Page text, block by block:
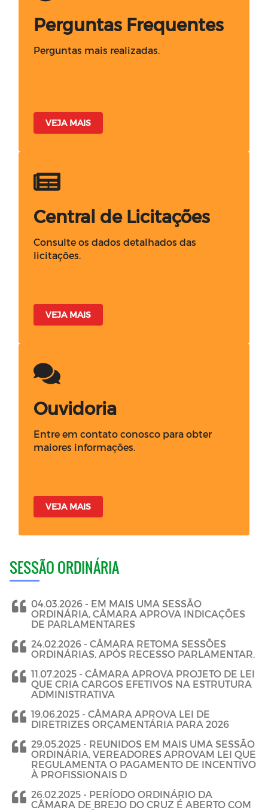
Perguntas Frequentes
Perguntas mais realizadas.
VEJA MAIS
Central de Licitações
Consulte os dados detalhados das
licitações.
VEJA MAIS
Ouvidoria
Entre em contato conosco para obter
maiores informações.
VEJA MAIS
SESSÃO ORDINÁRIA
04.03.2026 - EM MAIS UMA SESSÃO
ORDINÁRIA, CÂMARA APROVA INDICAÇÕES
DE PARLAMENTARES
24.02.2026 - CÂMARA RETOMA SESSÕES
ORDINÁRIAS, APÓS RECESSO PARLAMENTAR.
11.07.2025 - CÂMARA APROVA PROJETO DE LEI
QUE CRIA CARGOS EFETIVOS NA ESTRUTURA
ADMINISTRATIVA
19.06.2025 - CÂMARA APROVA LEI DE
DIRETRIZES ORÇAMENTÁRIA PARA 2026
29.05.2025 - REUNIDOS EM MAIS UMA SESSÃO
ORDINÁRIA, VEREADORES APROVAM LEI QUE
REGULAMENTA O PAGAMENTO DE INCENTIVO
À PROFISSIONAIS D
26.02.2025 - PERÍODO ORDINÁRIO DA
CÂMARA DE BREJO DO CRUZ É ABERTO COM